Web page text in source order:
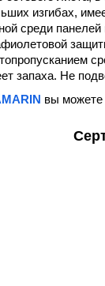
изгибах,
среди панелей
запаха. Не
вы можете